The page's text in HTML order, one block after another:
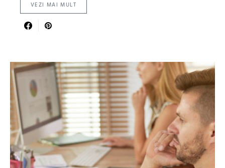
VEZI MAI MULT